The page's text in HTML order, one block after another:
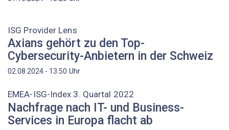
ISG Provider Lens
Axians gehört zu den Top-
Cybersecurity-Anbietern in der Schweiz
02.08.2024 - 13:50 Uhr
EMEA-ISG-Index 3. Quartal 2022
Nachfrage nach IT- und Business-
Services in Europa flacht ab